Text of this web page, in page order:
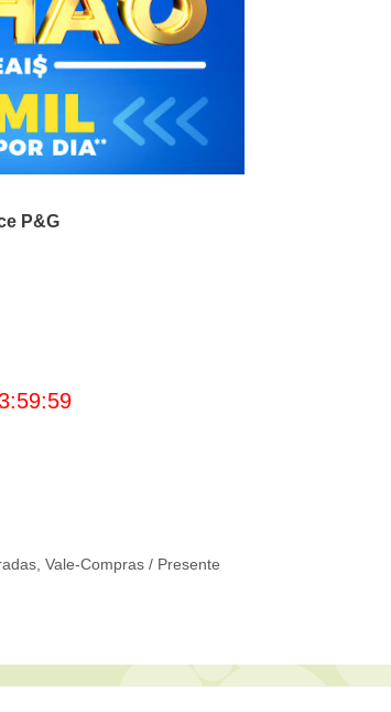
P&G
,Vale-Compras / Presente